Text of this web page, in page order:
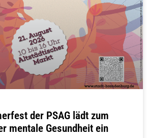
der PSAG lädt zum
mentale Gesundheit ein